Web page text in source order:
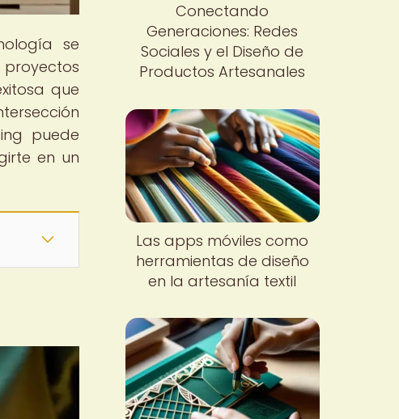
se
que
puede
en un
Conectando
Generaciones: Redes
Sociales y el Diseño de
Productos Artesanales
Las apps móviles como
herramientas de diseño
en la artesanía textil